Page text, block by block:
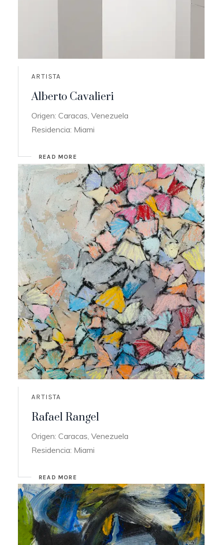
ARTISTA
Alberto Cavalieri
Origen: Caracas, Venezuela
Residencia: Miami
READ MORE
ARTISTA
Rafael Rangel
Origen: Caracas, Venezuela
Residencia: Miami
READ MORE